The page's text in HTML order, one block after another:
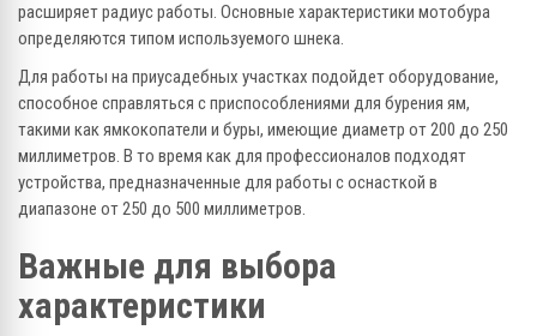
расширяет радиус работы. Основные характеристики мотобура
определяются типом используемого шнека.
Для работы на приусадебных участках подойдет оборудование,
способное справляться с приспособлениями для бурения ям,
такими как ямкокопатели и буры, имеющие диаметр от 200 до 250
миллиметров. В то время как для профессионалов подходят
устройства, предназначенные для работы с оснасткой в
диапазоне от 250 до 500 миллиметров.
Важные для выбора
характеристики